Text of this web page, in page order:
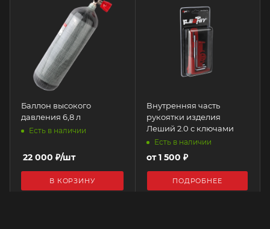
Баллон высокого
давления 6,8 л
Есть в наличии
22 000 ₽/шт
В КОРЗИНУ
Внутренняя часть
рукоятки изделия
Леший 2.0 с ключами
Есть в наличии
от1 500 ₽
ПОДРОБНЕЕ